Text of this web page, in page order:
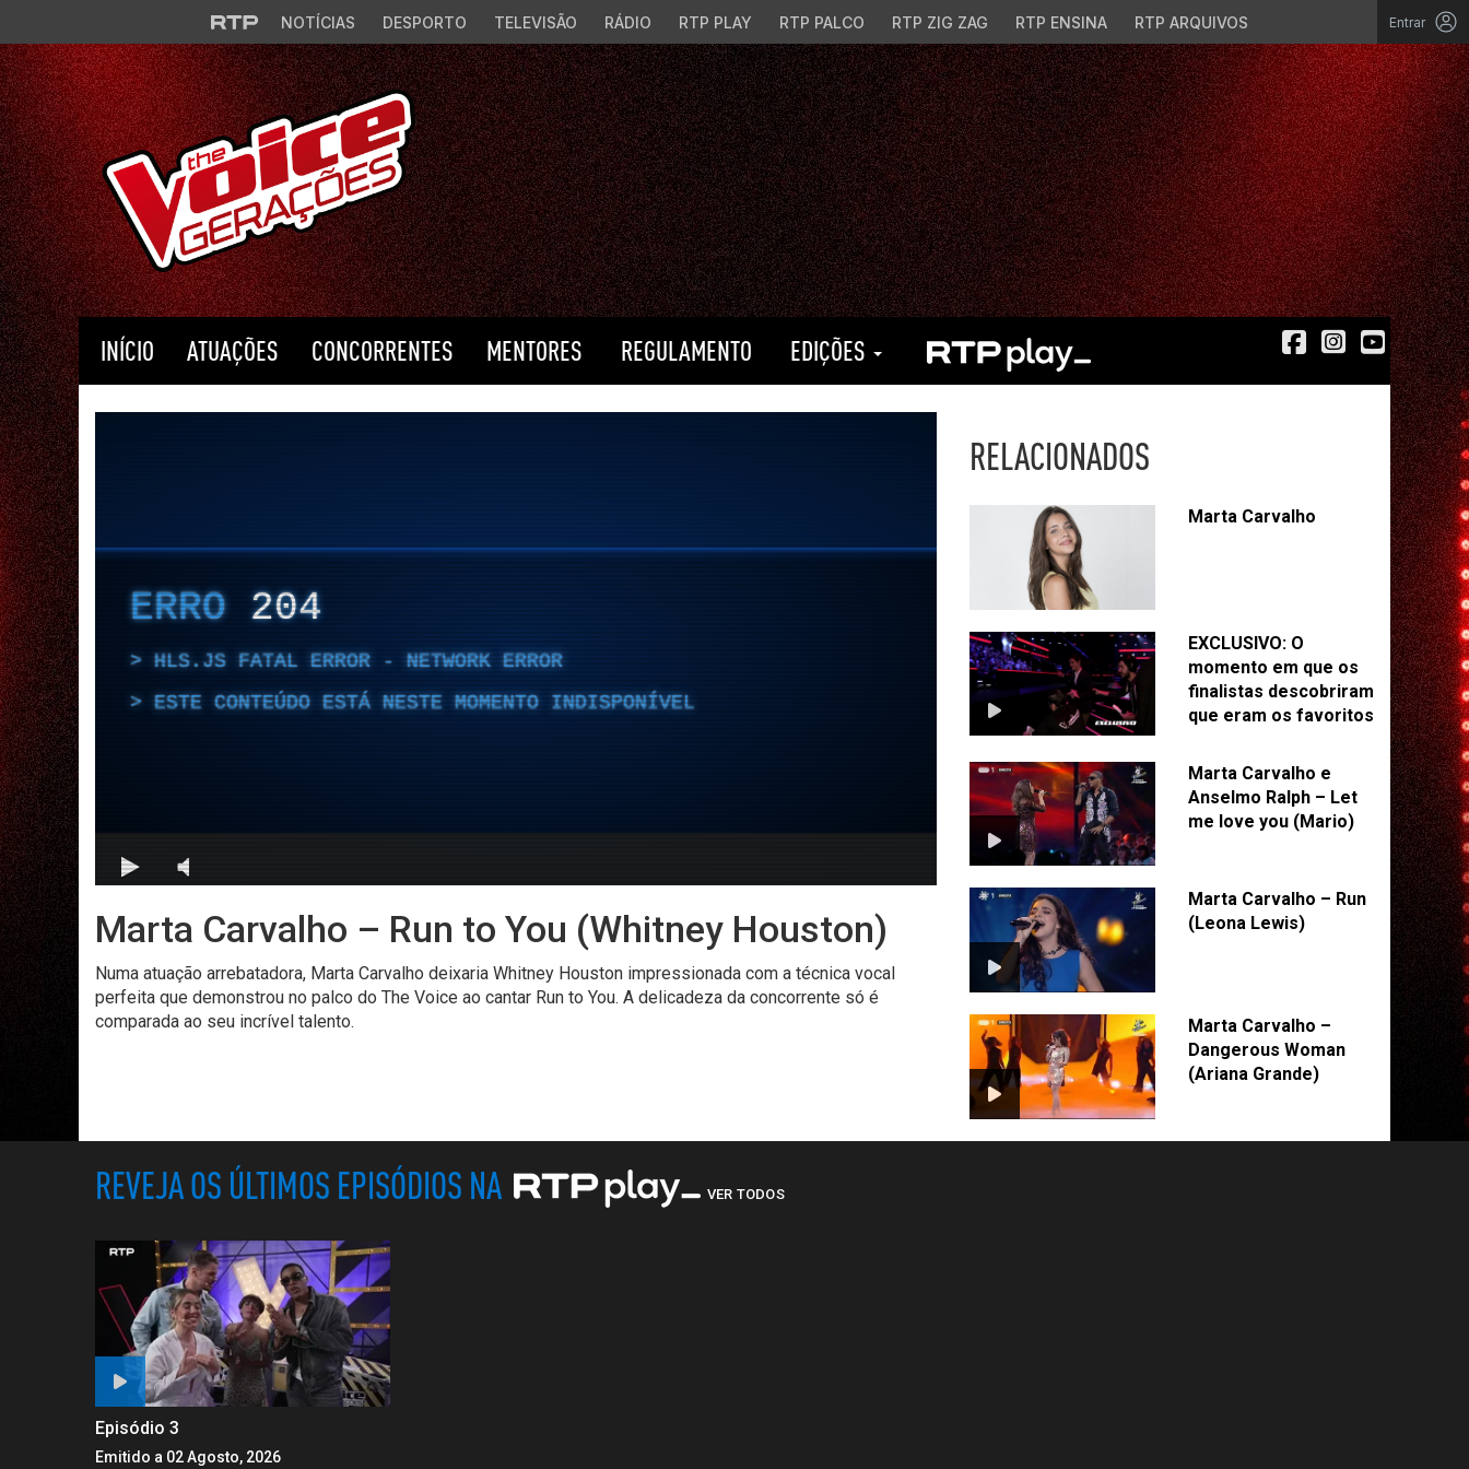
Saltar para o conteúdo principal
NOTÍCIAS DESPORTO TELEVISÃO RÁDIO RTP PLAY RTP PALCO RTP ZIG ZAG RTP ENSINA RTP ARQUIVOS Entrar
INÍCIO ATUAÇÕES CONCORRENTES MENTORES REGULAMENTO EDIÇÕES
Marta Carvalho – Run to You (Whitney Houston)
Numa atuação arrebatadora, Marta Carvalho deixaria Whitney Houston impressionada com a técnica vocal
perfeita que demonstrou no palco do The Voice ao cantar Run to You. A delicadeza da concorrente só é
comparada ao seu incrível talento.
RELACIONADOS
Marta Carvalho
EXCLUSIVO: O
momento em que os
finalistas descobriram
que eram os favoritos
Marta Carvalho e
Anselmo Ralph – Let
me love you (Mario)
Marta Carvalho – Run
(Leona Lewis)
Marta Carvalho –
Dangerous Woman
(Ariana Grande)
REVEJA OS ÚLTIMOS EPISÓDIOS NA VER TODOS
Episódio 3
Emitido a 02 Agosto, 2026